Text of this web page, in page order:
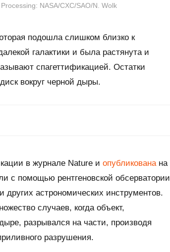
NASA/CXC/SAO/N. Wolk
подошла слишком близко к
галактики и была растянута и
спагеттификацией. Остатки
вокруг черной дыры.
в журнале Nature и опубликована на
с помощью рентгеновской обсерватории
других астрономических инструментов.
случаев, когда объект,
разрывался на части, производя
разрушения.